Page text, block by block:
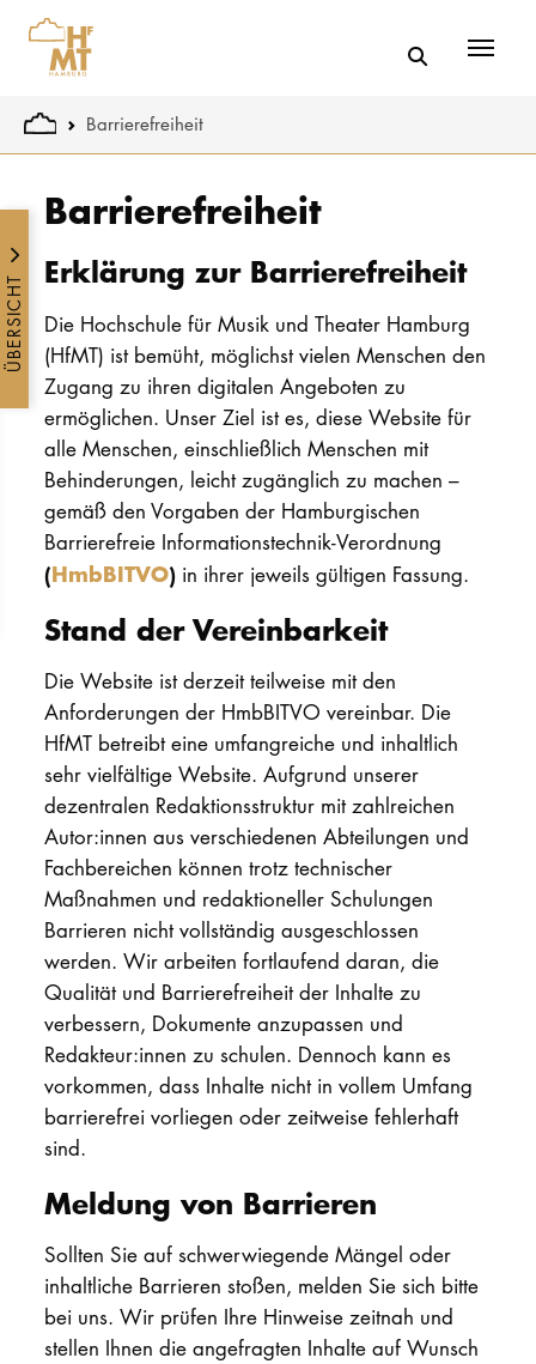
You are here:
Barrierefreiheit
Barrierefreiheit
Erklärung zur Barrierefreiheit
Die Hochschule für Musik und Theater Hamburg
(HfMT) ist bemüht, möglichst vielen Menschen den
Zugang zu ihren digitalen Angeboten zu
ermöglichen. Unser Ziel ist es, diese Website für
alle Menschen, einschließlich Menschen mit
Behinderungen, leicht zugänglich zu machen –
gemäß den Vorgaben der Hamburgischen
Barrierefreie Informationstechnik-Verordnung
(HmbBITVO)in ihrer jeweils gültigen Fassung.
Stand der Vereinbarkeit
Die Website ist derzeit teilweise mit den
Anforderungen der HmbBITVO vereinbar. Die
HfMT betreibt eine umfangreiche und inhaltlich
sehr vielfältige Website. Aufgrund unserer
dezentralen Redaktionsstruktur mit zahlreichen
Autor:innen aus verschiedenen Abteilungen und
Fachbereichen können trotz technischer
Maßnahmen und redaktioneller Schulungen
Barrieren nicht vollständig ausgeschlossen
werden. Wir arbeiten fortlaufend daran, die
Qualität und Barrierefreiheit der Inhalte zu
verbessern, Dokumente anzupassen und
Redakteur:innen zu schulen. Dennoch kann es
vorkommen, dass Inhalte nicht in vollem Umfang
barrierefrei vorliegen oder zeitweise fehlerhaft
sind.
Meldung von Barrieren
Sollten Sie auf schwerwiegende Mängel oder
inhaltliche Barrieren stoßen, melden Sie sich bitte
bei uns. Wir prüfen Ihre Hinweise zeitnah und
stellen Ihnen die angefragten Inhalte auf Wunsch
ÜBERSICHT